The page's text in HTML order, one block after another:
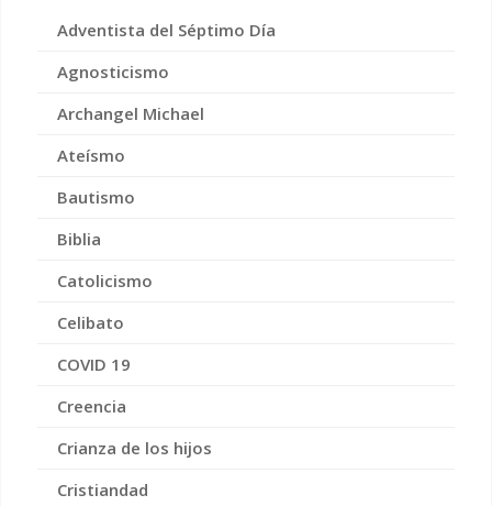
Adventista del Séptimo Día
Agnosticismo
Archangel Michael
Ateísmo
Bautismo
Biblia
Catolicismo
Celibato
COVID 19
Creencia
Crianza de los hijos
Cristiandad